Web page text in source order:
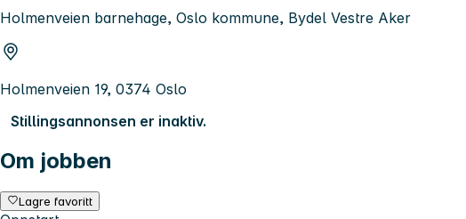
Holmenveien barnehage, Oslo kommune, Bydel Vestre Aker
Holmenveien 19, 0374 Oslo
Stillingsannonsen er inaktiv.
Om jobben
Lagre favoritt